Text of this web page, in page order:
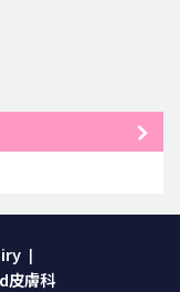
|
皮膚科